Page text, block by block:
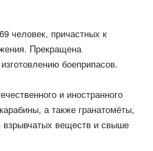
человек, причастных к
Прекращена
боеприпасов.
и иностранного
а также гранатомёты,
взрывчатых веществ и свыше